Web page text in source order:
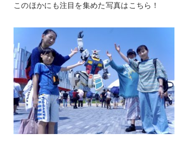
このほかにも注目を集めた写真はこちら！